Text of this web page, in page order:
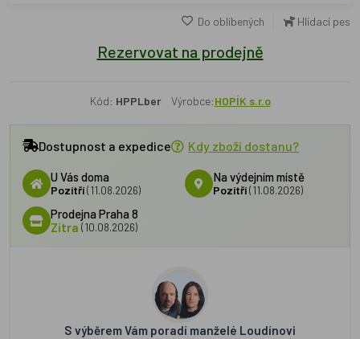
Do oblíbených Hlídací pes
Rezervovat na prodejně
Kód: HPPLber Výrobce:HOPÍK s.r.o
Dostupnost a expedice Kdy zboží dostanu?
U Vás doma
Pozítří(11.08.2026)
Na výdejním místě
Pozítří (11.08.2026)
Prodejna Praha 8
Zítra (10.08.2026)
S výběrem Vám poradí manželé Loudínovi